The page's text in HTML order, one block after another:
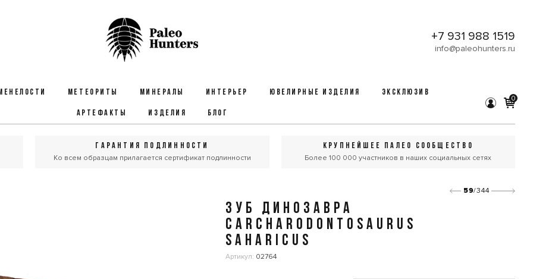
+7 931 988 1519
info@paleohunters.ru
МЕТЕОРИТЫ МИНЕРАЛЫ ИНТЕРЬЕР ЮВЕЛИРНЫЕ ИЗДЕЛИЯ ЭКСКЛЮЗИВ
АРТЕФАКТЫ ИЗДЕЛИЯ БЛОГ
0
ГАРАНТИЯ ПОДЛИННОСТИ
Ко всем образцам прилагается сертификат подлинности
КРУПНЕЙШЕЕ ПАЛЕО СООБЩЕСТВО
Более 100 000 участников в наших социальных сетях
59/344
ЗУБ ДИНОЗАВРА
CARCHARODONTOSAURUS
SAHARICUS
Артикул: 02764